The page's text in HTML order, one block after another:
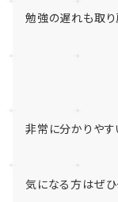
勉強の遅れも取り
非常に分かりや
気になる方はぜ